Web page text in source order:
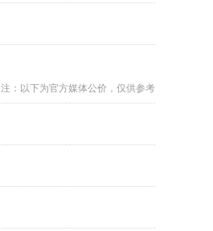
注：以下为官方媒体公价，仅供参考